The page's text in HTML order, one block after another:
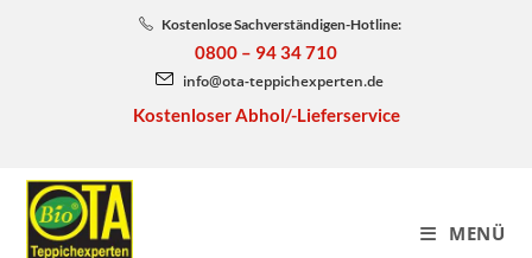
Kostenlose Sachverständigen-Hotline:
0800 – 94 34 710
info@ota-teppichexperten.de
Kostenloser Abhol/-Lieferservice
MENÜ